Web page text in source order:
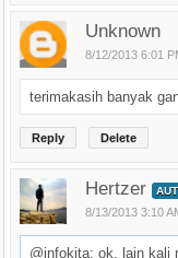
Unknown
8/12/2013 6:01
terimakasih banyak
Reply Delete
Hertzer
8/13/2013 3:10
@infokita: ok, lain kali